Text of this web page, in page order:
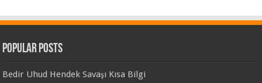
Popular Posts
Bedir Uhud Hendek Savaşı Kısa Bilgi